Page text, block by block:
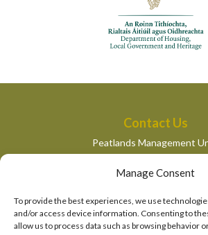
Manage Consent
To provide the best experiences, we use
and/or access device information. Consenting to
allow us to process data such as browsing behavior
Contact Us
Peatlands Management
Department of Housing, Local
Newtown Road,